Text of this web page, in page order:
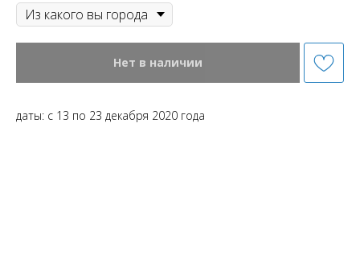
Нет в наличии
даты: с 13 по 23 декабря 2020 года